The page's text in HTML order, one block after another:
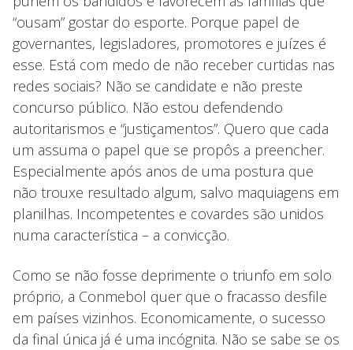
“ousam” gostar do esporte. Porque papel de
governantes, legisladores, promotores e juízes é
esse. Está com medo de não receber curtidas nas
redes sociais? Não se candidate e não preste
concurso público. Não estou defendendo
autoritarismos e “justiçamentos”. Quero que cada
um assuma o papel que se propôs a preencher.
Especialmente após anos de uma postura que
não trouxe resultado algum, salvo maquiagens em
planilhas. Incompetentes e covardes são unidos
numa característica – a convicção.
Como se não fosse deprimente o triunfo em solo
próprio, a Conmebol quer que o fracasso desfile
em países vizinhos. Economicamente, o sucesso
da final única já é uma incógnita. Não se sabe se os